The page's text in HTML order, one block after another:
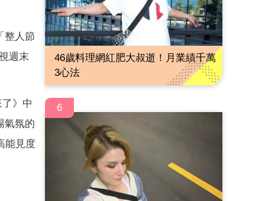
整人節
週末
》中
氣氛的
能見度
46歲料理網紅肥大叔逝！月業績千萬
3心法
6